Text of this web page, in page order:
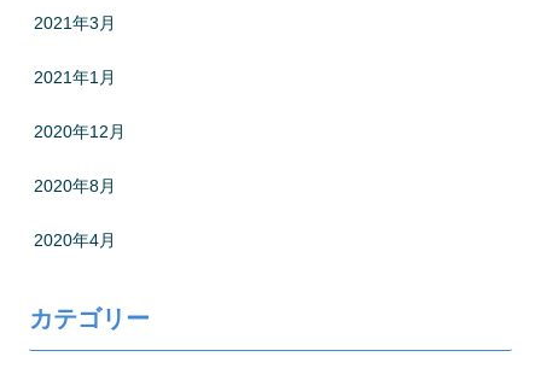
2021年3月
2021年1月
2020年12月
2020年8月
2020年4月
カテゴリー